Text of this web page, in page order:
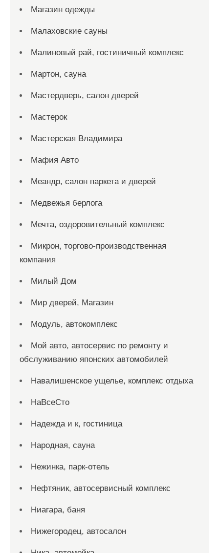
Магазин одежды
Малаховские сауны
Малиновый рай, гостиничный комплекс
Мартон, сауна
Мастердверь, салон дверей
Мастерок
Мастерская Владимира
Мафия Авто
Меандр, салон паркета и дверей
Медвежья берлога
Мечта, оздоровительный комплекс
Микрон, торгово-производственная
компания
Милый Дом
Мир дверей, Магазин
Модуль, автокомплекс
Мой авто, автосервис по ремонту и
обслуживанию японских автомобилей
Навалишенское ущелье, комплекс отдыха
НаВсеСто
Надежда и к, гостиница
Народная, сауна
Нежинка, парк-отель
Нефтяник, автосервисный комплекс
Ниагара, баня
Нижегородец, автосалон